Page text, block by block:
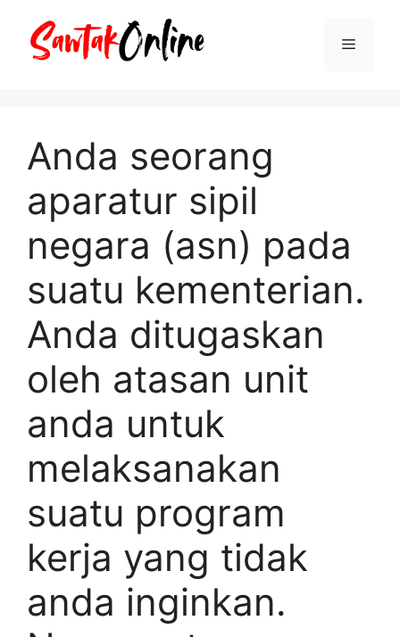
Menu
Anda seorang
aparatur sipil
negara (asn) pada
suatu kementerian.
Anda ditugaskan
oleh atasan unit
anda untuk
melaksanakan
suatu program
kerja yang tidak
anda inginkan.